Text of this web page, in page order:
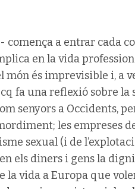
a entrar cada
en la vida
és imprevisible i, a
fa una reflexió sobre la
senyors a Occidents,
les empreses
sexual (i de
els diners i gens la
la vida a Europa que